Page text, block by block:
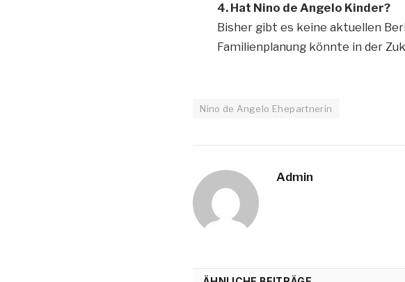
4. Hat Nino de Angelo Kinder?
Bisher gibt es keine aktuellen
Familienplanung könnte in der
Nino de Angelo Ehepartnerin
Admin